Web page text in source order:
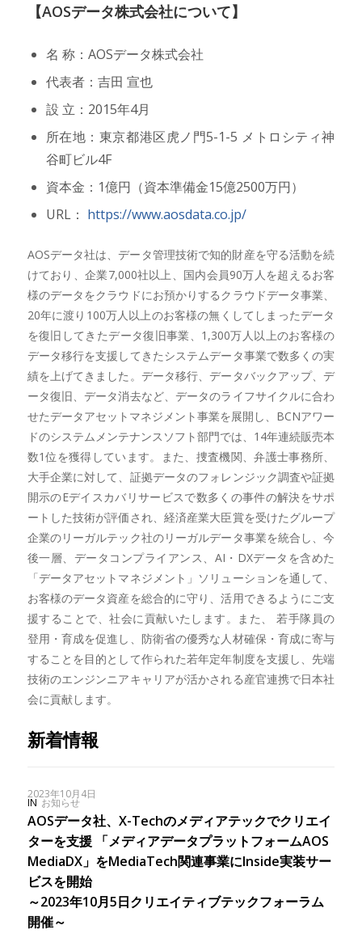
【AOSデータ株式会社について】
名 称：AOSデータ株式会社
代表者：吉田 宣也
設 立：2015年4月
所在地：東京都港区虎ノ門5-1-5 メトロシティ神
谷町ビル4F
資本金：1億円（資本準備金15億2500万円）
URL： https://www.aosdata.co.jp/
AOSデータ社は、データ管理技術で知的財産を守る活動を続
けており、企業7,000社以上、国内会員90万人を超えるお客
様のデータをクラウドにお預かりするクラウドデータ事業、
20年に渡り100万人以上のお客様の無くしてしまったデータ
を復旧してきたデータ復旧事業、1,300万人以上のお客様の
データ移行を支援してきたシステムデータ事業で数多くの実
績を上げてきました。データ移行、データバックアップ、デ
ータ復旧、データ消去など、データのライフサイクルに合わ
せたデータアセットマネジメント事業を展開し、BCNアワー
ドのシステムメンテナンスソフト部門では、14年連続販売本
数1位を獲得しています。また、捜査機関、弁護士事務所、
大手企業に対して、証拠データのフォレンジック調査や証拠
開示のEデイスカバリサービスで数多くの事件の解決をサポ
ートした技術が評価され、経済産業大臣賞を受けたグループ
企業のリーガルテック社のリーガルデータ事業を統合し、今
後一層、データコンプライアンス、AI・DXデータを含めた
「データアセットマネジメント」ソリューションを通して、
お客様のデータ資産を総合的に守り、活用できるようにご支
援することで、社会に貢献いたします。また、 若手隊員の
登用・育成を促進し、防衛省の優秀な人材確保・育成に寄与
することを目的として作られた若年定年制度を支援し、先端
技術のエンジンニアキャリアが活かされる産官連携で日本社
会に貢献します。
新着情報
2023年10月4日
IN お知らせ
AOSデータ社、X-Techのメディアテックでクリエイ
ターを支援 「メディアデータプラットフォームAOS
MediaDX」をMediaTech関連事業にInside実装サー
ビスを開始
～2023年10月5日クリエイティブテックフォーラム
開催～